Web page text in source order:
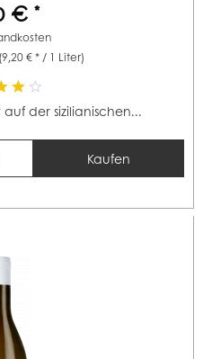
€ *
(9,20 € * / 1 Liter)
der sizilianischen...
Kaufen